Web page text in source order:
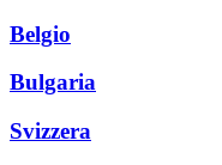
Belgio
Bulgaria
Svizzera